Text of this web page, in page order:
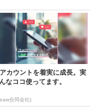
カウントを着実に成長。実
なココ使ってます。
合同会社)